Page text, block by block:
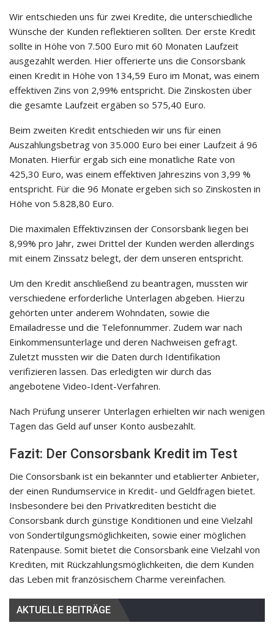
Wir entschieden uns für zwei Kredite, die unterschiedliche
Wünsche der Kunden reflektieren sollten. Der erste Kredit
sollte in Höhe von 7.500 Euro mit 60 Monaten Laufzeit
ausgezahlt werden. Hier offerierte uns die Consorsbank
einen Kredit in Höhe von 134,59 Euro im Monat, was einem
effektiven Zins von 2,99% entspricht. Die Zinskosten über
die gesamte Laufzeit ergäben so 575,40 Euro.
Beim zweiten Kredit entschieden wir uns für einen
Auszahlungsbetrag von 35.000 Euro bei einer Laufzeit á 96
Monaten. Hierfür ergab sich eine monatliche Rate von
425,30 Euro, was einem effektiven Jahreszins von 3,99 %
entspricht. Für die 96 Monate ergeben sich so Zinskosten in
Höhe von 5.828,80 Euro.
Die maximalen Effektivzinsen der Consorsbank liegen bei
8,99% pro Jahr, zwei Drittel der Kunden werden allerdings
mit einem Zinssatz belegt, der dem unseren entspricht.
Um den Kredit anschließend zu beantragen, mussten wir
verschiedene erforderliche Unterlagen abgeben. Hierzu
gehörten unter anderem Wohndaten, sowie die
Emailadresse und die Telefonnummer. Zudem war nach
Einkommensunterlage und deren Nachweisen gefragt.
Zuletzt mussten wir die Daten durch Identifikation
verifizieren lassen. Das erledigten wir durch das
angebotene Video-Ident-Verfahren.
Nach Prüfung unserer Unterlagen erhielten wir nach wenigen
Tagen das Geld auf unser Konto ausbezahlt.
Fazit: Der Consorsbank Kredit im Test
Die Consorsbank ist ein bekannter und etablierter Anbieter,
der einen Rundumservice in Kredit- und Geldfragen bietet.
Insbesondere bei den Privatkrediten besticht die
Consorsbank durch günstige Konditionen und eine Vielzahl
von Sondertilgungsmöglichkeiten, sowie einer möglichen
Ratenpause. Somit bietet die Consorsbank eine Vielzahl von
Krediten, mit Rückzahlungsmöglichkeiten, die dem Kunden
das Leben mit französischem Charme vereinfachen.
AKTUELLE BEITRÄGE